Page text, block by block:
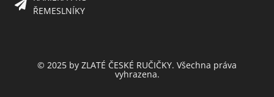
ŘEMESLNÍKY
© 2025 by ZLATÉ ČESKÉ RUČIČKY. Všechna práva
vyhrazena.